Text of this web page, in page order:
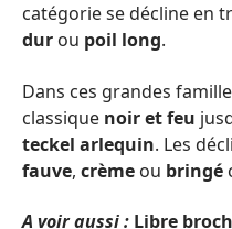
catégorie se décline en
dur ou poil long.
Dans ces grandes
classique noir et feu
teckel arlequin. Les
fauve, crème ou bringé
A voir aussi : Libre